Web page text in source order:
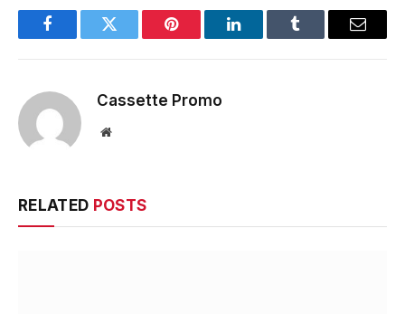
FacebookTwitter Pinterest LinkedInTumblr Email
Cassette Promo
Website
RELATED POSTS